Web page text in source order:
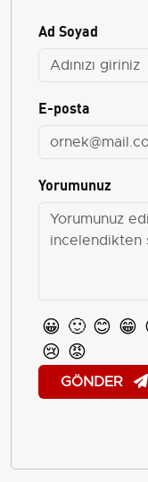
Ad Soyad
E-posta
Yorumunuz
😀 🙂 😊 😁
😢 😡
GÖNDER